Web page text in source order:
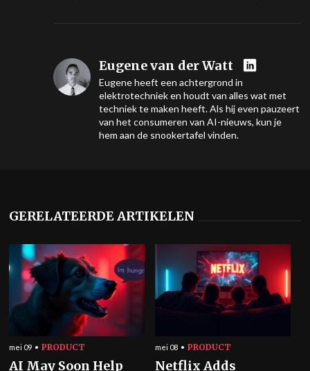
Eugene van der Watt
Eugene heeft een achtergrond in
elektrotechniek en houdt van alles wat met
techniek te maken heeft. Als hij even pauzeert
van het consumeren van AI-nieuws, kun je
hem aan de snookertafel vinden.
GERELATEERDE ARTIKELEN
mei 09 PRODUCT
AI May Soon Help
mei 08 PRODUCT
Netflix Adds